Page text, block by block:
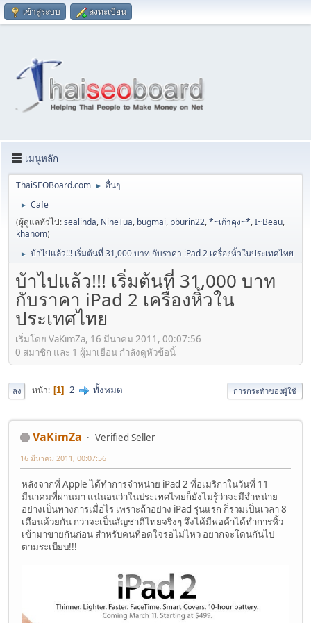
เข้าสู่ระบบ ลงทะเบียน
เมนูหลัก
ThaiSEOBoard.com ► อื่นๆ
►
Cafe
(ผู้ดูแลทั่วไป:sealinda, NineTua, bugmai, pburin22,*~เก้าคุง~*,I~Beau,
khanom)
► บ้าไปแล้ว!!! เริ่มต้นที่ 31,000 บาท กับราคา iPad 2 เครื่องหิ้วในประเทศไทย
บ้าไปแล้ว!!! เริ่มต้นที่ 31,000 บาท
กับราคา iPad 2 เครื่องหิ้วใน
ประเทศไทย
เริ่มโดย VaKimZa, 16 มีนาคม 2011, 00:07:56
0 สมาชิก และ 1 ผู้มาเยือน กำลังดูหัวข้อนี้
ลง หน้า 1 2 ทั้งหมด การกระทำของผู้ใช้
VaKimZa Verified Seller
16 มีนาคม 2011, 00:07:56
หลังจากที่ Apple ได้ทำการจำหน่าย iPad 2 ที่อเมริกาในวันที่ 11
มีนาคมที่ผ่านมา แน่นอนว่าในประเทศไทยก็ยังไม่รู้ว่าจะมีจำหน่าย
อย่างเป็นทางการเมื่อไร เพราะถ้าอย่าง iPad รุ่นแรก ก็รวมเป็นเวลา 8
เดือนด้วยกัน กว่าจะเป็นสัญชาติไทยจริงๆ จึงได้มีพ่อค้าได้ทำการหิ้ว
เข้ามาขายกันก่อน สำหรับคนที่อดใจรอไม่ไหว อยากจะโดนกันไป
ตามระเบียบ!!!